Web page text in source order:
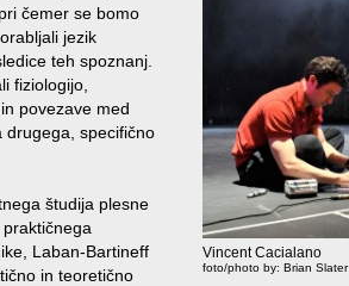
Vincent Cacialano
foto/photo by: Brian Slater
čemer se bomo
jezik
teh spoznanj.
fiziologijo,
povezave med
drugega, specifično
študija plesne
Laban-Bartineff
in teoretično